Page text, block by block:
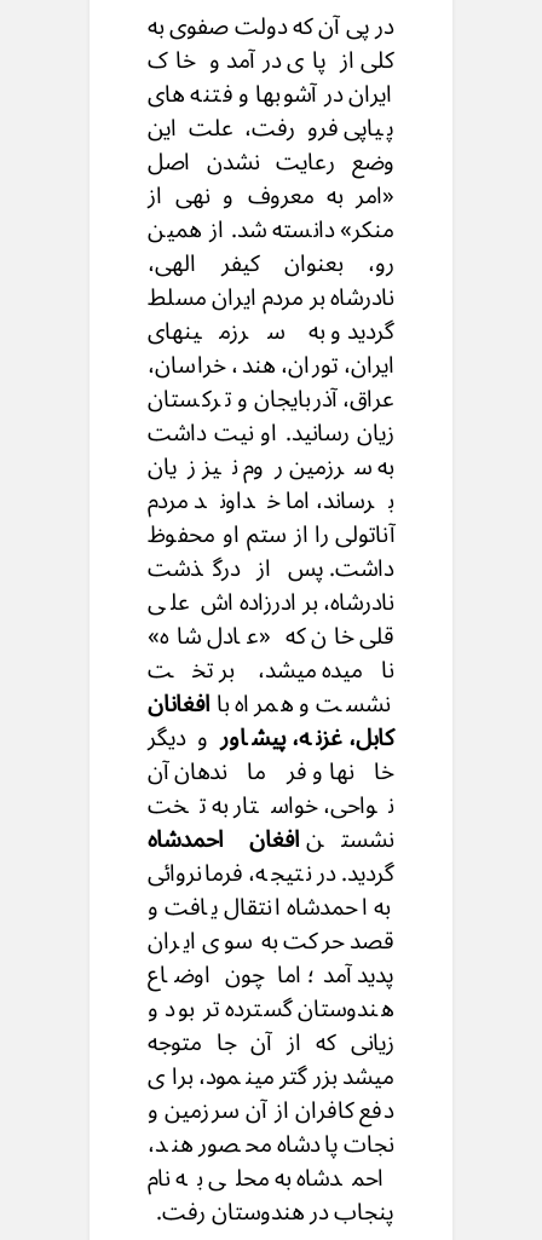
در پی آن که دولت صفوی به
کلی از پای درآمد و خاک
ایران در آشوبها و فتنه های
پیاپی فرو رفت، علت این
وضع رعایت نشدن اصل
«امر به معروف و نهی از
منکر» دانسته شد. از همین
رو، بعنوان کیفر الهی،
نادرشاه بر مردم ایران مسلط
گردید و به سرزمینهای
ایران، توران، هند، خراسان،
عراق، آذربایجان و ترکستان
زیان رسانید. او نیت داشت
به سرزمین روم نیز زیان
برساند، اما خداوند مردم
آناتولی را از ستم او محفوظ
داشت. پس از درگذشت
نادرشاه، برادرزاده اش علی
قلی خان که «عادل شاه»
نامیده میشد، بر تخت
نشست و همراه باافغانان
کابل، غزنه، پیشاورو دیگر
خانها و فرماندهان آن
نواحی، خواستار به تخت
نشستنافغان احمدشاه
گردید. در نتیجه، فرمانروائی
به احمدشاه انتقال یافت و
قصد حرکت به سوی ایران
پدید آمد؛ اما چون اوضاع
هندوستان گسترده تر بود و
زیانی که از آن جا متوجه
میشد بزرگتر مینمود، برای
دفع کافران از آن سرزمین و
نجات پادشاه محصور هند،
احمدشاه به محلی به نام
پنجاب در هندوستان رفت.